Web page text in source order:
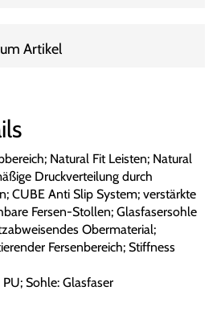
Artikel
Natural Fit Leisten; Natural
Druckverteilung durch
CUBE Anti Slip System; verstärkte
Fersen-Stollen; Glasfasersohle
Obermaterial;
Fersenbereich; Stiffness
Sohle: Glasfaser